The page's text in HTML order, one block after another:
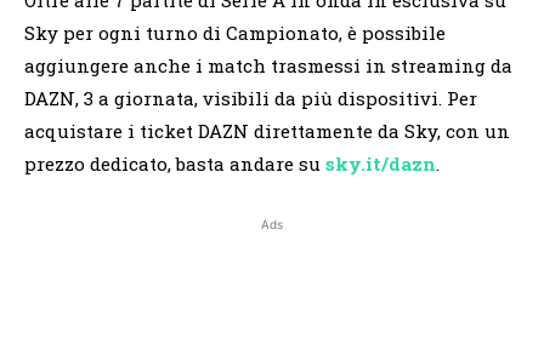
Sky per ogni turno di Campionato, è possibile
aggiungere anche i match trasmessi in streaming da
DAZN, 3 a giornata, visibili da più dispositivi. Per
acquistare i ticket DAZN direttamente da Sky, con un
prezzo dedicato, basta andare su sky.it/dazn.
Ads